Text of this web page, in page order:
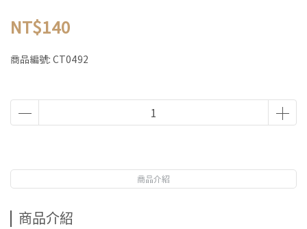
NT$140
商品編號: CT0492
商品介紹
商品介紹